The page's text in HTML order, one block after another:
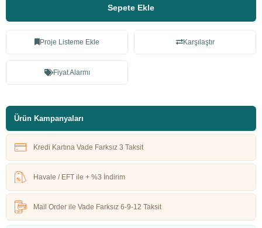
Sepete Ekle
Proje Listeme Ekle Karşılaştır
Fiyat Alarmı
Ürün Kampanyaları
Kredi Kartına Vade Farksız 3 Taksit
Havale / EFT ile + %3 İndirim
Mail Order ile Vade Farksız 6-9-12 Taksit